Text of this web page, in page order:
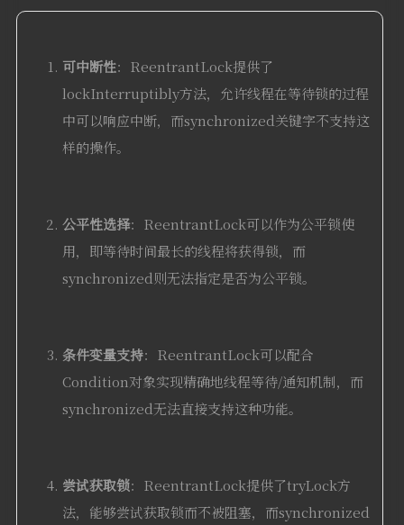
可中断性：ReentrantLock提供了
lockInterruptibly方法，允许线程在等待锁的过程
中可以响应中断，而synchronized关键字不支持这
样的操作。
公平性选择：ReentrantLock可以作为公平锁使
用，即等待时间最长的线程将获得锁，而
synchronized则无法指定是否为公平锁。
条件变量支持：ReentrantLock可以配合
Condition对象实现精确地线程等待/通知机制，而
synchronized无法直接支持这种功能。
尝试获取锁：ReentrantLock提供了tryLock方
法，能够尝试获取锁而不被阻塞，而synchronized